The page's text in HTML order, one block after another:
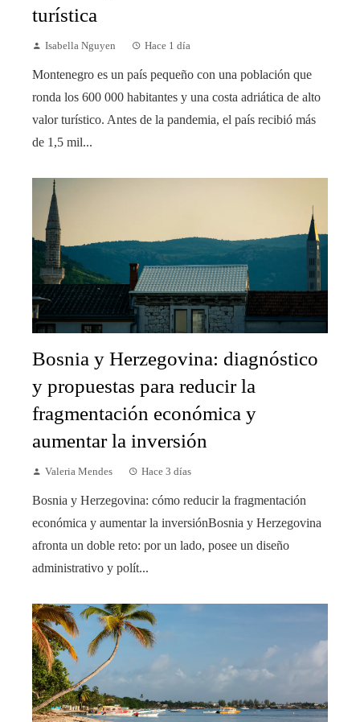
turística
Isabella Nguyen Hace 1 día
Montenegro es un país pequeño con una población que
ronda los 600 000 habitantes y una costa adriática de alto
valor turístico. Antes de la pandemia, el país recibió más
de 1,5 mil...
Bosnia y Herzegovina: diagnóstico
y propuestas para reducir la
fragmentación económica y
aumentar la inversión
Valeria Mendes Hace 3 días
Bosnia y Herzegovina: cómo reducir la fragmentación
económica y aumentar la inversiónBosnia y Herzegovina
afronta un doble reto: por un lado, posee un diseño
administrativo y polít...